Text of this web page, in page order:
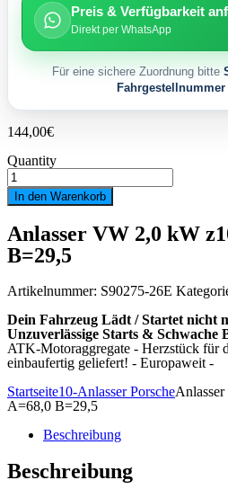
Preis & Verfügbarkeit
Direkt per WhatsApp
Für eine sichere Zuordnung bitte
Fahrgestellnummer
144,00€
Quantity
Anlasser
VW
2,0
z10
Porsche
A=68,0
Menge
In den Warenkorb
Anlasser VW 2,0 kW
B=29,5
Artikelnummer: S90275-26E
Dein Fahrzeug Lädt / Startet nicht
Unzuverlässige Starts & Schwache
ATK-Motoraggregate - Herzstück für
einbaufertig geliefert! - Europaweit -
Startseite10-Anlasser Porsche
A=68,0 B=29,5
Beschreibung
Beschreibung